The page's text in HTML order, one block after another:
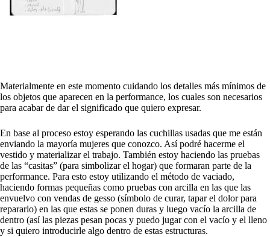
Materialmente en este momento cuidando los detalles más mínimos de
los objetos que aparecen en la performance, los cuales son necesarios
para acabar de dar el significado que quiero expresar.
En base al proceso estoy esperando las cuchillas usadas que me están
enviando la mayoría mujeres que conozco. Así podré hacerme el
vestido y materializar el trabajo. También estoy haciendo las pruebas
de las “casitas” (para simbolizar el hogar) que formaran parte de la
performance. Para esto estoy utilizando el método de vaciado,
haciendo formas pequeñas como pruebas con arcilla en las que las
envuelvo con vendas de gesso (símbolo de curar, tapar el dolor para
repararlo) en las que estas se ponen duras y luego vacío la arcilla de
dentro (así las piezas pesan pocas y puedo jugar con el vacío y el lleno
y si quiero introducirle algo dentro de estas estructuras.